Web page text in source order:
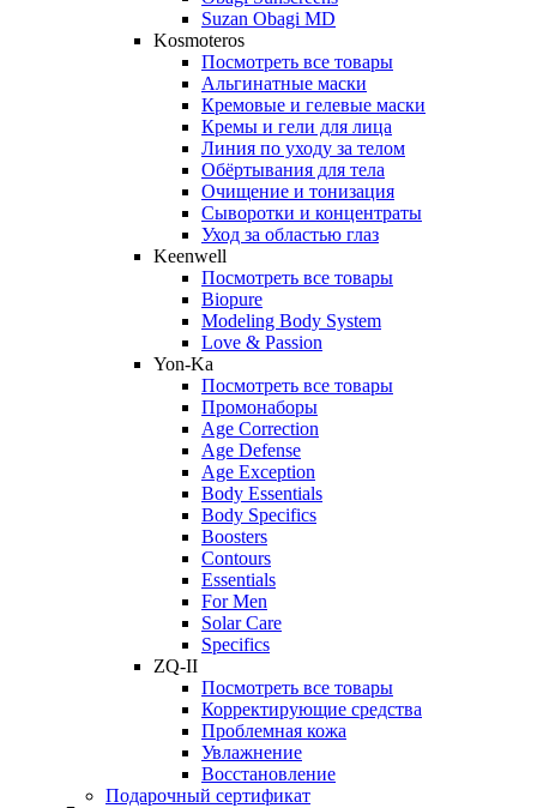
Suzan Obagi MD
Kosmoteros
Посмотреть все товары
Альгинатные маски
Кремовые и гелевые маски
Кремы и гели для лица
Линия по уходу за телом
Обёртывания для тела
Очищение и тонизация
Сыворотки и концентраты
Уход за областью глаз
Keenwell
Посмотреть все товары
Biopure
Modeling Body System
Love & Passion
Yon-Ka
Посмотреть все товары
Промонаборы
Age Correction
Age Defense
Age Exception
Body Essentials
Body Specifics
Boosters
Contours
Essentials
For Men
Solar Care
Specifics
ZQ-II
Посмотреть все товары
Корректирующие средства
Проблемная кожа
Увлажнение
Восстановление
Подарочный сертификат